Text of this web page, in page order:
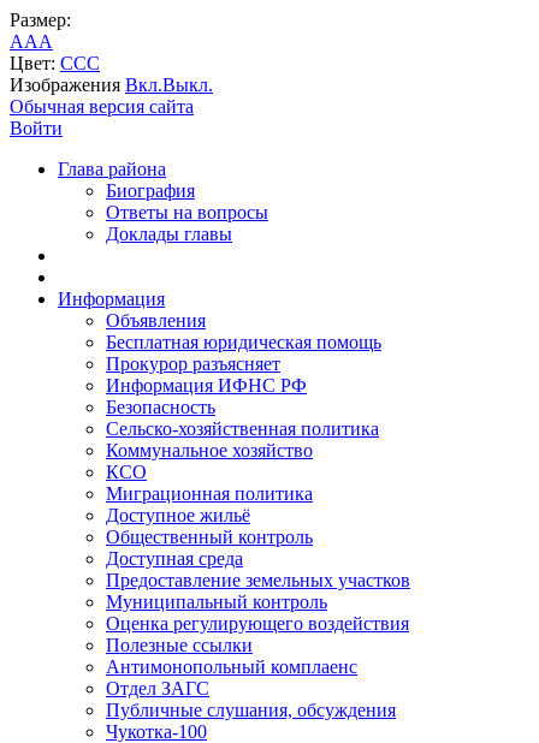
Размер:
AAA
Цвет: CCC
Изображения Вкл.Выкл.
Обычная версия сайта
Войти
Глава района
Биография
Ответы на вопросы
Доклады главы
Информация
Объявления
Бесплатная юридическая помощь
Прокурор разъясняет
Информация ИФНС РФ
Безопасность
Сельско-хозяйственная политика
Коммунальное хозяйство
КСО
Миграционная политика
Доступное жильё
Общественный контроль
Доступная среда
Предоставление земельных участков
Муниципальный контроль
Оценка регулирующего воздействия
Полезные ссылки
Антимонопольный комплаенс
Отдел ЗАГС
Публичные слушания, обсуждения
Чукотка-100